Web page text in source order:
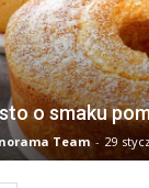
o smaku
Team - 29